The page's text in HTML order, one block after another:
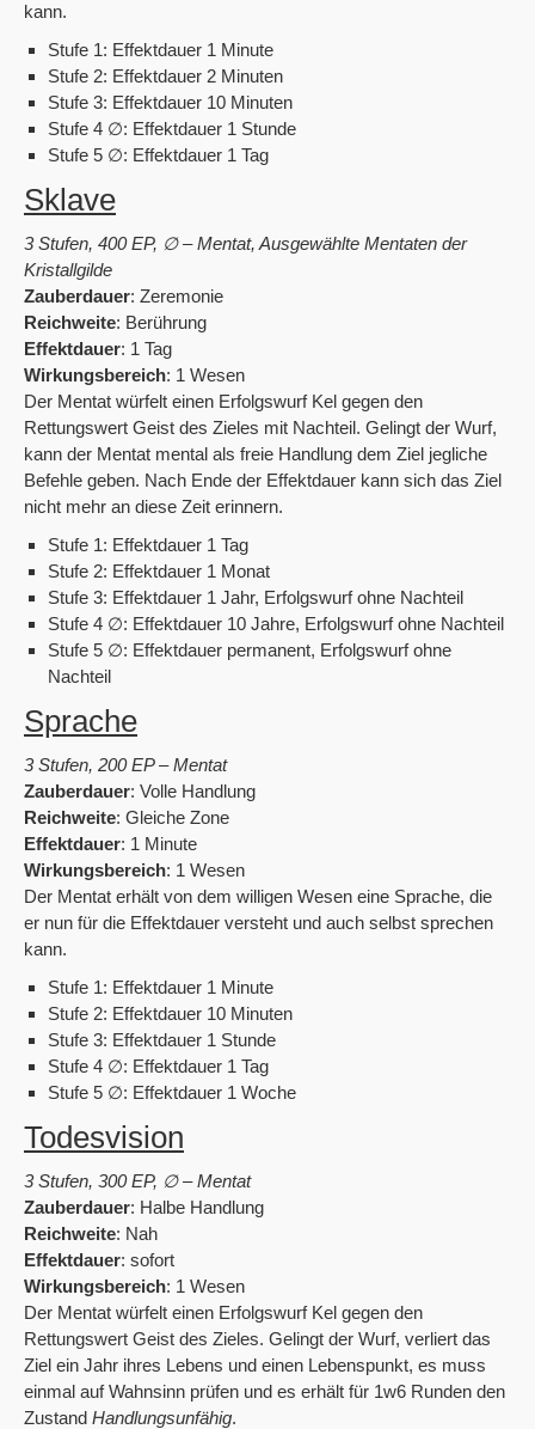
kann.
Stufe 1: Effektdauer 1 Minute
Stufe 2: Effektdauer 2 Minuten
Stufe 3: Effektdauer 10 Minuten
Stufe 4 ∅: Effektdauer 1 Stunde
Stufe 5 ∅: Effektdauer 1 Tag
Sklave
3 Stufen, 400 EP, ∅ – Mentat, Ausgewählte Mentaten der
Kristallgilde
Zauberdauer: Zeremonie
Reichweite: Berührung
Effektdauer: 1 Tag
Wirkungsbereich: 1 Wesen
Der Mentat würfelt einen Erfolgswurf Kel gegen den
Rettungswert Geist des Zieles mit Nachteil. Gelingt der Wurf,
kann der Mentat mental als freie Handlung dem Ziel jegliche
Befehle geben. Nach Ende der Effektdauer kann sich das Ziel
nicht mehr an diese Zeit erinnern.
Stufe 1: Effektdauer 1 Tag
Stufe 2: Effektdauer 1 Monat
Stufe 3: Effektdauer 1 Jahr, Erfolgswurf ohne Nachteil
Stufe 4 ∅: Effektdauer 10 Jahre, Erfolgswurf ohne Nachteil
Stufe 5 ∅: Effektdauer permanent, Erfolgswurf ohne
Nachteil
Sprache
3 Stufen, 200 EP – Mentat
Zauberdauer: Volle Handlung
Reichweite: Gleiche Zone
Effektdauer: 1 Minute
Wirkungsbereich: 1 Wesen
Der Mentat erhält von dem willigen Wesen eine Sprache, die
er nun für die Effektdauer versteht und auch selbst sprechen
kann.
Stufe 1: Effektdauer 1 Minute
Stufe 2: Effektdauer 10 Minuten
Stufe 3: Effektdauer 1 Stunde
Stufe 4 ∅: Effektdauer 1 Tag
Stufe 5 ∅: Effektdauer 1 Woche
Todesvision
3 Stufen, 300 EP, ∅ – Mentat
Zauberdauer: Halbe Handlung
Reichweite: Nah
Effektdauer: sofort
Wirkungsbereich: 1 Wesen
Der Mentat würfelt einen Erfolgswurf Kel gegen den
Rettungswert Geist des Zieles. Gelingt der Wurf, verliert das
Ziel ein Jahr ihres Lebens und einen Lebenspunkt, es muss
einmal auf Wahnsinn prüfen und es erhält für 1w6 Runden den
Zustand Handlungsunfähig.